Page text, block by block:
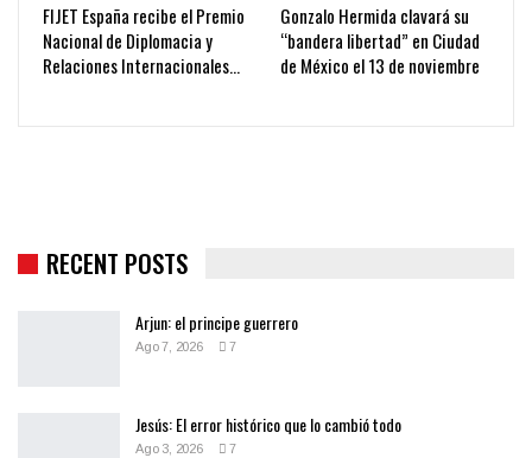
FIJET España recibe el Premio
Nacional de Diplomacia y
Relaciones Internacionales…
Gonzalo Hermida clavará su
“bandera libertad” en Ciudad
de México el 13 de noviembre
RECENT POSTS
Arjun: el principe guerrero
Ago 7, 2026 7
Jesús: El error histórico que lo cambió todo
Ago 3, 2026 7